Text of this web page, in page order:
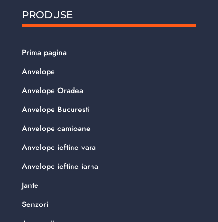
PRODUSE
Prima pagina
Anvelope
Anvelope Oradea
Anvelope Bucuresti
Anvelope camioane
Anvelope ieftine vara
Anvelope ieftine iarna
Jante
Senzori